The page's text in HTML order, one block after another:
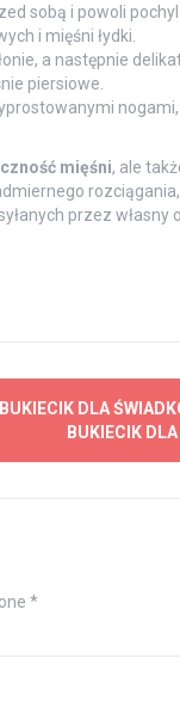
sobą i powoli
i mięśni łydki.
a następnie
piersiowe.
mięśni, ale
przez własny
BUKIECIK DLA
BUKIECIK
*